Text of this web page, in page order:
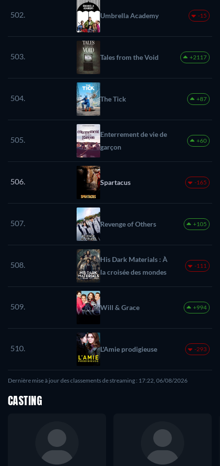
502. Umbrella Academy -15
503. Tales from the Void +2117
504. The Tick +87
505.
Enterrement de vie de
garçon
+60
506. Spartacus -165
507. Revenge of Others +105
508.
His Dark Materials : À
la croisée des mondes
-111
509. Will & Grace +994
510. L'Amie prodigieuse -293
Dernière mise à jour des classements de streaming : 17:22, 06/08/2026
CASTING